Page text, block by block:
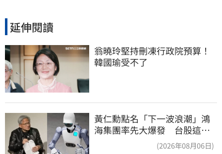
延伸閱讀
翁曉玲堅持刪凍行政院預算！
韓國瑜受不了
黃仁勳點名「下一波浪潮」鴻
海集團率先大爆發 台股這族
(2026年08月06日)